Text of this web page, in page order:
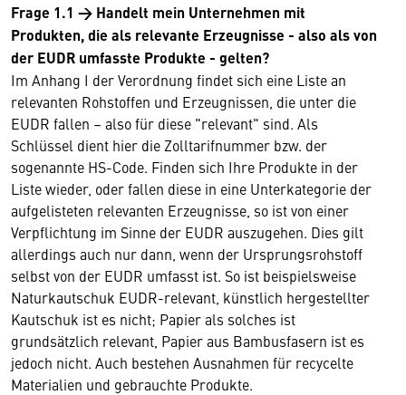
Frage 1.1 → Handelt mein Unternehmen mit
Produkten, die als relevante Erzeugnisse - also als von
der EUDR umfasste Produkte - gelten?
Im Anhang I der Verordnung findet sich eine Liste an
relevanten Rohstoffen und Erzeugnissen, die unter die
EUDR fallen – also für diese "relevant" sind. Als
Schlüssel dient hier die Zolltarifnummer bzw. der
sogenannte HS-Code. Finden sich Ihre Produkte in der
Liste wieder, oder fallen diese in eine Unterkategorie der
aufgelisteten relevanten Erzeugnisse, so ist von einer
Verpflichtung im Sinne der EUDR auszugehen. Dies gilt
allerdings auch nur dann, wenn der Ursprungsrohstoff
selbst von der EUDR umfasst ist. So ist beispielsweise
Naturkautschuk EUDR-relevant, künstlich hergestellter
Kautschuk ist es nicht; Papier als solches ist
grundsätzlich relevant, Papier aus Bambusfasern ist es
jedoch nicht. Auch bestehen Ausnahmen für recycelte
Materialien und gebrauchte Produkte.